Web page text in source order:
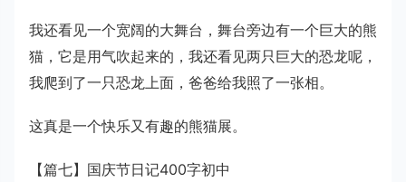
我还看见一个宽阔的大舞台，舞台旁边有一个巨大的熊
猫，它是用气吹起来的，我还看见两只巨大的恐龙呢，
我爬到了一只恐龙上面，爸爸给我照了一张相。
这真是一个快乐又有趣的熊猫展。
【篇七】国庆节日记400字初中